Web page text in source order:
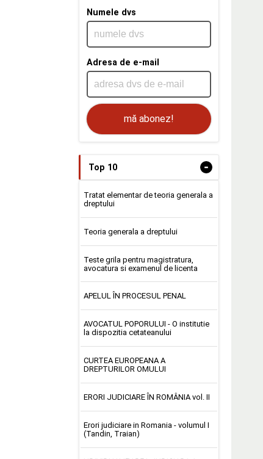
Numele dvs
Adresa de e-mail
mă abonez!
Top 10 -
Tratat elementar de teoria generala a
dreptului
Teoria generala a dreptului
Teste grila pentru magistratura,
avocatura si examenul de licenta
APELUL ÎN PROCESUL PENAL
AVOCATUL POPORULUI - O institutie
la dispozitia cetateanului
CURTEA EUROPEANA A
DREPTURILOR OMULUI
ERORI JUDICIARE ÎN ROMÂNIA vol. II
Erori judiciare in Romania - volumul I
(Tandin, Traian)